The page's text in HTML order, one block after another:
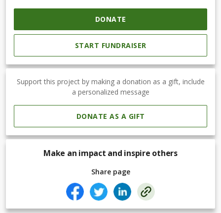
Tack för att du väljer att stå vid vår sida. Tillsammans gör vi
skillnad.
DONATE
START FUNDRAISER
Support this project by making a donation as a gift, include
a personalized message
DONATE AS A GIFT
Make an impact and inspire others
Share page